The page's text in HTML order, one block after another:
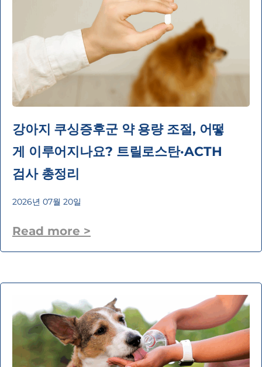
강아지 쿠싱증후군 약 용량 조절, 어떻
게 이루어지나요? 트릴로스탄·ACTH
검사 총정리
2026년 07월 20일
Read more >